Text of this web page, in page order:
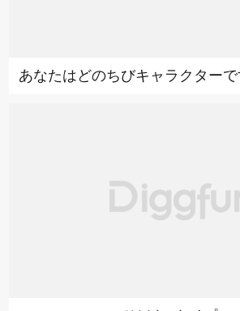
あなたはどのちびキャラクターで